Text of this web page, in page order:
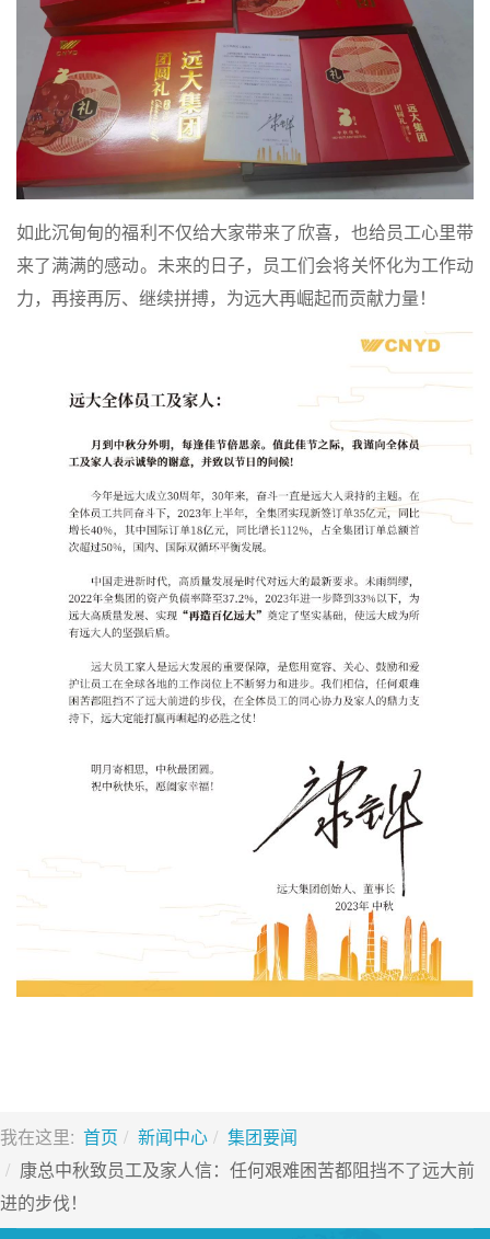
如此沉甸甸的福利不仅给大家带来了欣喜，也给员工心里带
来了满满的感动。未来的日子，员工们会将关怀化为工作动
力，再接再厉、继续拼搏，为远大再崛起而贡献力量！
我在这里: 首页 新闻中心
集团要闻
康总中秋致员工及家人信：任何艰难困苦都阻挡不了远大前
进的步伐！